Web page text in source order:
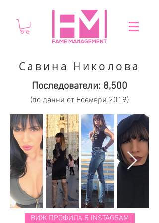
Савина Николова
Последователи: 8,500
(по данни от Ноември 2019)
ВИЖ ПРОФИЛА В INSTAGRAM